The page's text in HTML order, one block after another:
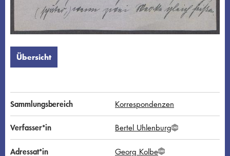
Übersicht
Sammlungsbereich Korrespondenzen
Verfasser*in Bertel UhlenburgG
N
Adressat*in Georg Kolbe